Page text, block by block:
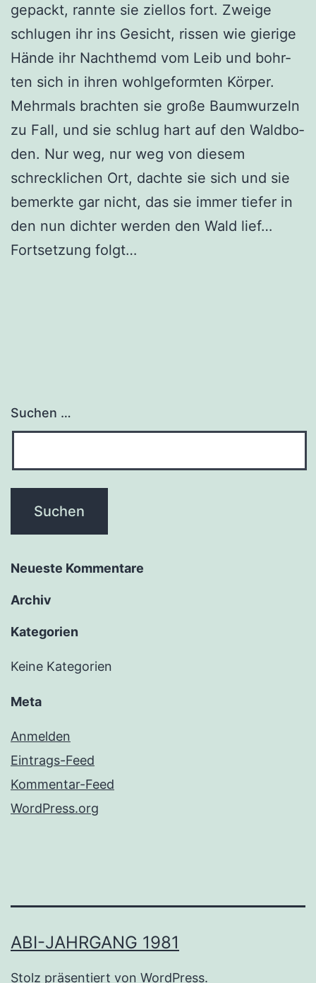
gepackt, rann­te sie ziel­los fort. Zwei­ge
schlu­gen ihr ins Gesicht, ris­sen wie gie­ri­ge
Hän­de ihr Nacht­hemd vom Leib und bohr­
ten sich in ihren wohl­ge­form­ten Kör­per.
Mehr­mals brach­ten sie gro­ße Baum­wur­zeln
zu Fall, und sie schlug hart auf den Wald­bo­
den. Nur weg, nur weg von die­sem
schreck­li­chen Ort, dach­te sie sich und sie
bemerk­te gar nicht, das sie immer tie­fer in
den nun dich­ter wer­den den Wald lief…
Fort­set­zung folgt…
Suchen …
Neu­es­te Kommentare
Archiv
Kate­go­rien
Keine Kategorien
Meta
Anmelden
Eintrags-Feed
Kommentar-Feed
WordPress.org
ABI-JAHRGANG 1981
Stolz präsentiert von WordPress.